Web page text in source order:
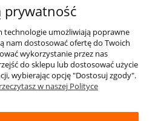
o cookies
i reklamacje
konto
zamówienia
prywatność
technologie umożliwiają poprawne
nam dostosować ofertę do Twoich
wykorzystanie przez nas
do sklepu lub dostosować użycie
wybierając opcję "Dostosuj zgody".
w naszej Polityce